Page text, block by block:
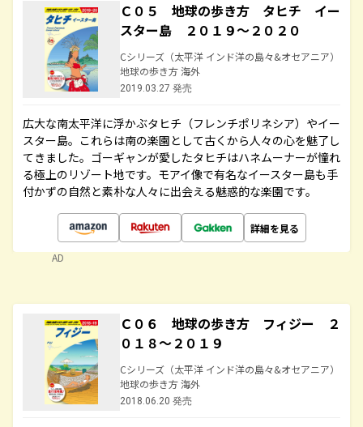
Ｃ０５ 地球の歩き方 タヒチ イー
スター島 ２０１９～２０２０
Cシリーズ（太平洋 インド洋の島々&オセアニア）
地球の歩き方 海外
2019.03.27 発売
広大な南太平洋に浮かぶタヒチ（フレンチポリネシア）やイー
スター島。これらは南の楽園として古くから人々の心を魅了し
てきました。ゴーギャンが愛したタヒチはハネムーナーが憧れ
る極上のリゾート地です。モアイ像で有名なイースター島も手
付かずの自然と素朴な人々に出会える魅惑的な楽園です。
詳細を見る
AD
Ｃ０６ 地球の歩き方 フィジー ２
０１８～２０１９
Cシリーズ（太平洋 インド洋の島々&オセアニア）
地球の歩き方 海外
2018.06.20 発売